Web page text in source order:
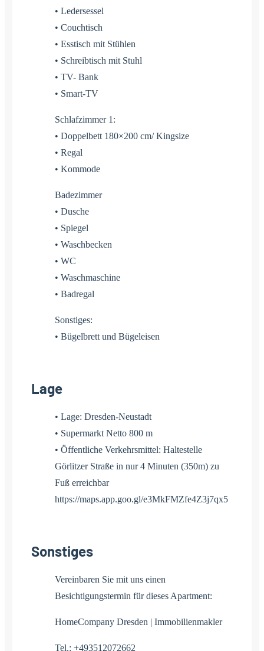
• Ledersessel
• Couchtisch
• Esstisch mit Stühlen
• Schreibtisch mit Stuhl
• TV- Bank
• Smart-TV
Schlafzimmer 1:
• Doppelbett 180×200 cm/ Kingsize
• Regal
• Kommode
Badezimmer
• Dusche
• Spiegel
• Waschbecken
• WC
• Waschmaschine
• Badregal
Sonstiges:
• Bügelbrett und Bügeleisen
Lage
• Lage: Dresden-Neustadt
• Supermarkt Netto 800 m
• Öffentliche Verkehrsmittel: Haltestelle
Görlitzer Straße in nur 4 Minuten (350m) zu
Fuß erreichbar
https://maps.app.goo.gl/e3MkFMZfe4Z3j7qx5
Sonstiges
Vereinbaren Sie mit uns einen
Besichtigungstermin für dieses Apartment:
HomeCompany Dresden | Immobilienmakler
Tel.: +493512072662